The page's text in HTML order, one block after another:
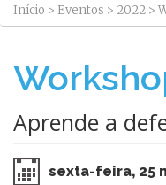
Início > Eventos > 2022 >
Aprende a
sexta-feira, 25